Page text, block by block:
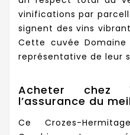
vinifications par
signent des vins
Cette cuvée
représentative de leur
Acheter chez
l’assurance du
Ce Crozes-